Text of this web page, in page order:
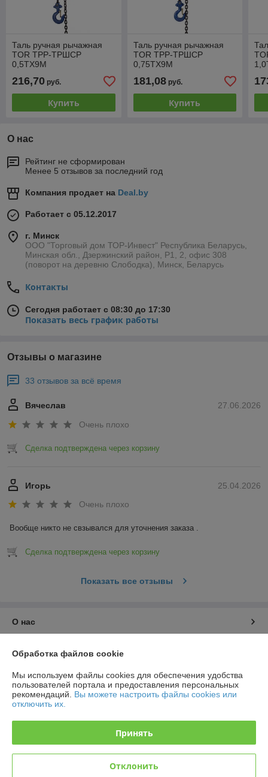
Таль ручная рычажная
TOR ТРР-ТРШСР
0,5ТХ9М
216,70 руб.
Купить
Таль ручная рычажная
TOR ТРР-ТРШСР
0,75ТХ9М
181,08руб.
Купить
О нас
Рейтинг не сформирован
Менее 5 отзывов за последний год
Компания продает на Deal.by
Работает с 05.12.2017
г. Минск
ООО "Торговый дом ТОР-Инвест" Республика Беларусь,
Минская обл., Дзержинский район, Р1, 2, офис 308
(поворот на деревню Слободка), Минск, Беларусь
Контакты
Сегодня работает с 08:30 до 17:30
Показать весь график работы
Отзывы о магазине
33 отзывов за всё время
27.06.2026
Вячеслав
Очень плохо
Сделка подтверждена через корзину
25.04.2026
Игорь
Очень плохо
Вообще никто не свзывался для уточнения заказа .
Сделка подтверждена через корзину
Показать все отзывы
О нас
Контакты
Доставка и оплата
График работы
Политика обработки cookies
Обработка файлов cookie
Мы используем файлы cookies для обеспечения удобства
пользователей портала и предоставления персональных
рекомендаций. Вы можете настроить файлы cookies или
отключить их.
Принять
Отклонить